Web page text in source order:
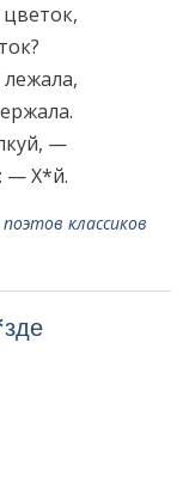
—
— Х*й.
классиков